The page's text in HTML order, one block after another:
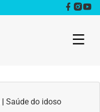
| Saúde do idoso